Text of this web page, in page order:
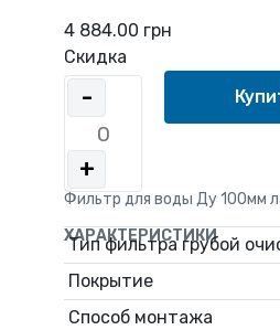
4 884.00 грн
Скидка
-
+
Фильтр для воды Ду 100мм
ХАРАКТЕРИСТИКИ
Тип фильтра грубой
Покрытие
Способ монтажа